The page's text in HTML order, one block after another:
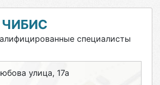
специалисты
улица, 17а